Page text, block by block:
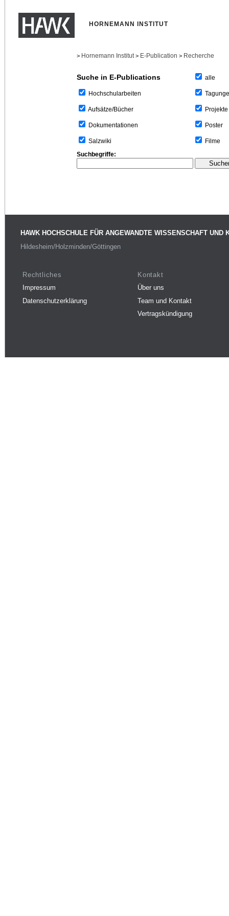
HORNEMANN INSTITUT
> Hornemann Institut > E-Publication > Recherche
Suche in E-Publications
Hochschularbeiten
Aufsätze/Bücher
Dokumentationen
Salzwiki
alle
Projekte
Poster
Filme
Suchbegriffe:
HAWK HOCHSCHULE FÜR ANGEWANDTE WISSENSCHAFT UND
Hildesheim/Holzminden/Göttingen
Rechtliches
Impressum
Datenschutzerklärung
Kontakt
Über uns
Team und Kontakt
Vertragskündigung